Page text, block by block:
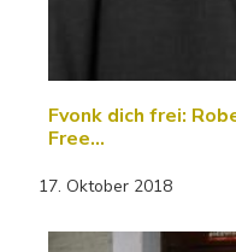
Fvonk dich frei:
Free…
17. Oktober 2018